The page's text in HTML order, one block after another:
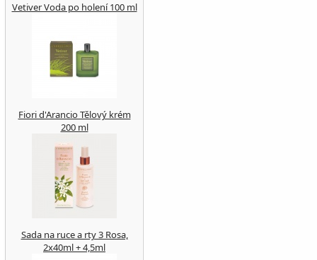
Vetiver Voda po holení 100 ml
Fiori d'Arancio Tělový krém
200 ml
Sada na ruce a rty 3 Rosa,
2x40ml + 4,5ml